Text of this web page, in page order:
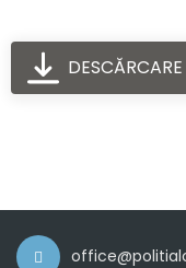
DESCĂRCARE